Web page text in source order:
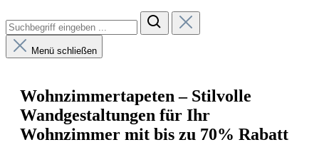
Menü schließen
Wohnzimmertapeten – Stilvolle
Wandgestaltungen für Ihr
Wohnzimmer mit bis zu 70% Rabatt